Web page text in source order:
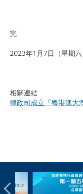
完
2023年1月7日（星期六
相關連結
律政司成立「粵港澳大